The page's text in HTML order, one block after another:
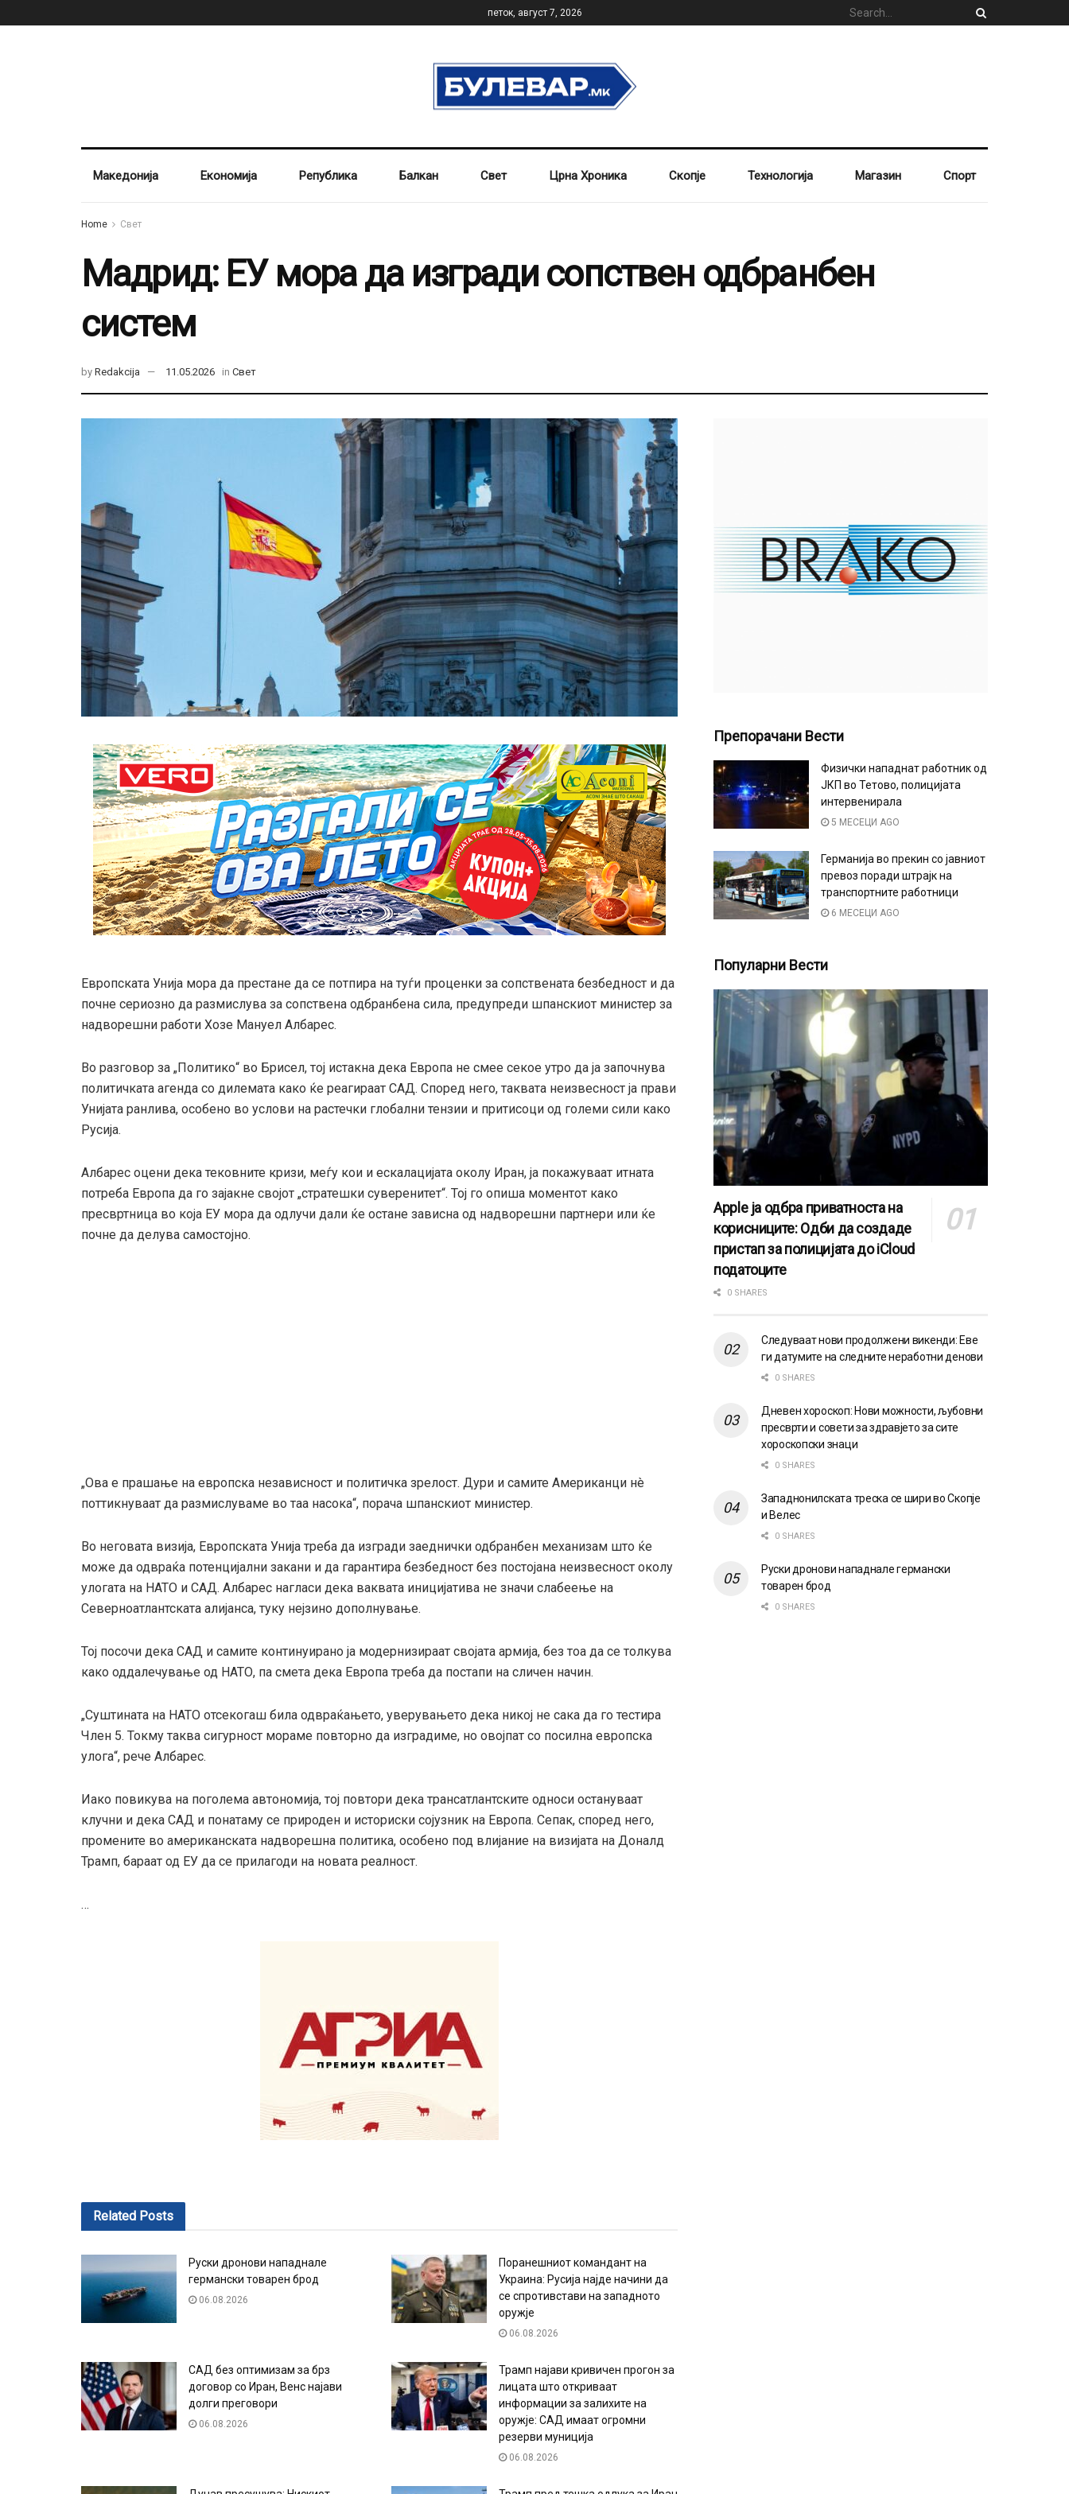
петок, август 7, 2026
Македонија Економија Република Балкан Свет Црна Хроника Скопје Технологија Магазин Спорт
Home Свет
Мадрид: ЕУ мора да изгради сопствен одбранбен
систем
by Redakcija 11.05.2026 in Свет
Европската Унија мора да престане да се потпира на туѓи проценки за сопствената безбедност и да
почне сериозно да размислува за сопствена одбранбена сила, предупреди шпанскиот министер за
надворешни работи Хозе Мануел Албарес.
Во разговор за „Политико“ во Брисел, тој истакна дека Европа не смее секое утро да ја започнува
политичката агенда со дилемата како ќе реагираат САД. Според него, таквата неизвесност ја прави
Унијата ранлива, особено во услови на растечки глобални тензии и притисоци од големи сили како
Русија.
Албарес оцени дека тековните кризи, меѓу кои и ескалацијата околу Иран, ја покажуваат итната
потреба Европа да го зајакне својот „стратешки суверенитет“. Тој го опиша моментот како
пресвртница во која ЕУ мора да одлучи дали ќе остане зависна од надворешни партнери или ќе
почне да делува самостојно.
„Ова е прашање на европска независност и политичка зрелост. Дури и самите Американци нè
поттикнуваат да размислуваме во таа насока“, порача шпанскиот министер.
Во неговата визија, Европската Унија треба да изгради заеднички одбранбен механизам што ќе
може да одвраќа потенцијални закани и да гарантира безбедност без постојана неизвесност околу
улогата на НАТО и САД. Албарес нагласи дека ваквата иницијатива не значи слабеење на
Северноатлантската алијанса, туку нејзино дополнување.
Тој посочи дека САД и самите континуирано ја модернизираат својата армија, без тоа да се толкува
како оддалечување од НАТО, па смета дека Европа треба да постапи на сличен начин.
„Суштината на НАТО отсекогаш била одвраќањето, уверувањето дека никој не сака да го тестира
Член 5. Токму таква сигурност мораме повторно да изградиме, но овојпат со посилна европска
улога“, рече Албарес.
Иако повикува на поголема автономија, тој повтори дека трансатлантските односи остануваат
клучни и дека САД и понатаму се природен и историски сојузник на Европа. Сепак, според него,
промените во американската надворешна политика, особено под влијание на визијата на Доналд
Трамп, бараат од ЕУ да се прилагоди на новата реалност.
…
Related Posts
Руски дронови нападнале
германски товарен брод
06.08.2026
Поранешниот командант на
Украина: Русија најде начини да
се спротивстави на западното
оружје
06.08.2026
САД без оптимизам за брз
договор со Иран, Венс најави
долги преговори
06.08.2026
Трамп најави кривичен прогон за
лицата што откриваат
информации за залихите на
оружје: САД имаат огромни
резерви муниција
06.08.2026
Препорачани Вести
Физички нападнат работник од
ЈКП во Тетово, полицијата
интервенирала
5 МЕСЕЦИ AGO
Германија во прекин со јавниот
превоз поради штрајк на
транспортните работници
6 МЕСЕЦИ AGO
Популарни Вести
Apple ја одбра приватноста на
корисниците: Одби да создаде
пристап за полицијата до iCloud
податоците
0 SHARES
Следуваат нови продолжени викенди: Еве
ги датумите на следните неработни денови
0 SHARES
Дневен хороскоп: Нови можности, љубовни
пресврти и совети за здравјето за сите
хороскопски знаци
0 SHARES
Западнонилската треска се шири во Скопје
и Велес
0 SHARES
Руски дронови нападнале германски
товарен брод
0 SHARES